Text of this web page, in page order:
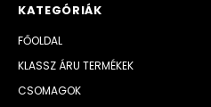
KATEGÓRIÁK
FŐOLDAL
KLASSZ ÁRU TERMÉKEK
CSOMAGOK